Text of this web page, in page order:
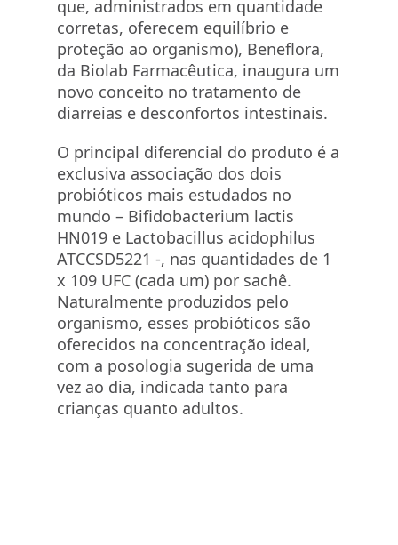
que, administrados em quantidade
corretas, oferecem equilíbrio e
proteção ao organismo), Beneflora,
da Biolab Farmacêutica, inaugura um
novo conceito no tratamento de
diarreias e desconfortos intestinais.
O principal diferencial do produto é a
exclusiva associação dos dois
probióticos mais estudados no
mundo – Bifidobacterium lactis
HN019 e Lactobacillus acidophilus
ATCCSD5221 -, nas quantidades de 1
x 109 UFC (cada um) por sachê.
Naturalmente produzidos pelo
organismo, esses probióticos são
oferecidos na concentração ideal,
com a posologia sugerida de uma
vez ao dia, indicada tanto para
crianças quanto adultos.